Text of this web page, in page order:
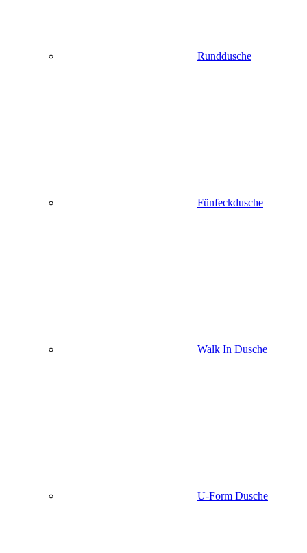
Runddusche
Fünfeckdusche
Walk In Dusche
U-Form Dusche